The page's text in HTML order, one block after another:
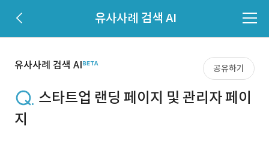
유사사례 검색 AI
유사사례 검색 AI 공유하기
스타트업 랜딩 페이지 및 관리자 페이
지